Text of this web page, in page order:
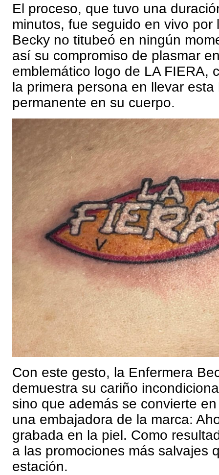
El proceso, que tuvo una
minutos, fue seguido en vivo por
Becky no titubeó en ningún
así su compromiso de plasmar
emblemático logo de LA FIERA,
la primera persona en llevar esta
permanente en su cuerpo.
Con este gesto, la Enfermera
demuestra su cariño
sino que además se convierte
una embajadora de la marca:
grabada en la piel. Como
a las promociones más salvajes
estación.